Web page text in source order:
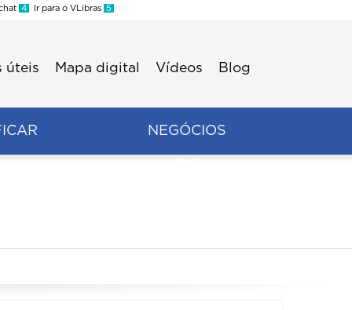
4 Ir para o VLibras 5
úteis Mapa digital Vídeos Blog
NEGÓCIOS